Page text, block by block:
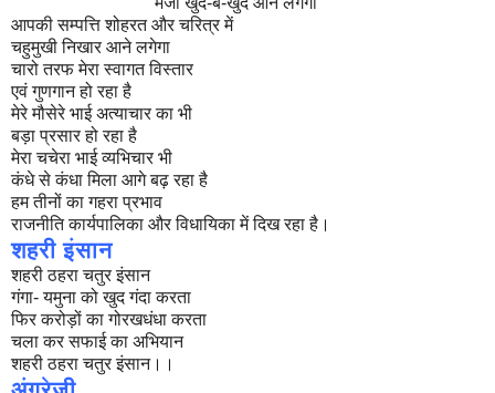
आपकी सम्पत्ति शोहरत और चरित्र में
चहुमुखी निखार आने लगेगा
चारो तरफ मेरा स्वागत विस्तार
एवं गुणगान हो रहा है
मेरे मौसेरे भाई अत्याचार का भी
बड़ा प्रसार हो रहा है
मेरा चचेरा भाई व्यभिचार भी
कंधे से कंधा मिला आगे बढ़ रहा है
हम तीनों का गहरा प्रभाव
राजनीति कार्यपालिका और विधायिका में दिख रहा है।
शहरी इंसान
शहरी ठहरा चतुर इंसान
गंगा- यमुना को खुद गंदा करता
फिर करोड़ों का गोरखधंधा करता
चला कर सफाई का अभियान
शहरी ठहरा चतुर इंसान।।